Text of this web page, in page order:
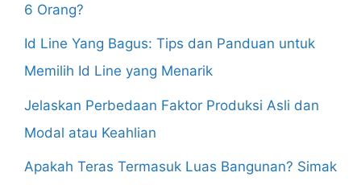
6 Orang?
Id Line Yang Bagus: Tips dan Panduan untuk
Memilih Id Line yang Menarik
Jelaskan Perbedaan Faktor Produksi Asli dan
Modal atau Keahlian
Apakah Teras Termasuk Luas Bangunan? Simak